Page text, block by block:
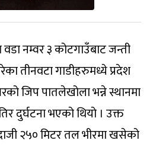
नम्वर ३ कोटगाउँबाट जन्ती
तीनवटा गाडीहरुमध्ये प्रदेश
जिप पातलेखोला भन्ने स्थानमा
दुर्घटना भएको थियो । उक्त
२५० मिटर तल भीरमा खसेको